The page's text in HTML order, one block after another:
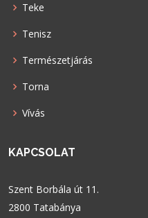
Teke
Tenisz
Természetjárás
Torna
Vívás
KAPCSOLAT
Szent Borbála út 11.
2800 Tatabánya